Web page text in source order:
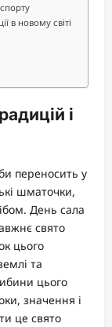
в новому світі
і
переносить у
шматочки,
День сала
свято
цього
та
цього
значення і
це свято